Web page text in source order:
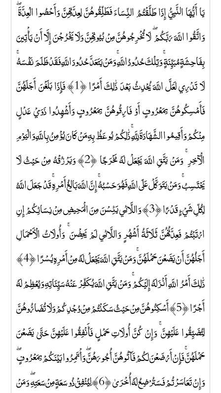
يَا أَيُّهَا النَّبِيُّ إِذَا طَلَّقْتُمُ النِّسَاءَ فَطَلِّقُوهُنَّ لِعِدَّتِهِنَّ وَأَحْصُوا الْعِدَّةَ ۖ
وَاتَّقُوا اللَّهَ رَبَّكُمْ ۖ لَا تُخْرِجُوهُنَّ مِنْ بُيُوتِهِنَّ وَلَا يَخْرُجْنَ إِلَّا أَنْ يَأْتِينَ
بِفَاحِشَةٍ مُبَيِّنَةٍ ۚ وَتِلْكَ حُدُودُ اللَّهِ ۚ وَمَنْ يَتَعَدَّ حُدُودَ اللَّهِ فَقَدْ ظَلَمَ نَفْسَهُ ۚ
لَا تَدْرِي لَعَلَّ اللَّهَ يُحْدِثُ بَعْدَ ذَٰلِكَ أَمْرًا ﴿1﴾ فَإِذَا بَلَغْنَ أَجَلَهُنَّ
فَأَمْسِكُوهُنَّ بِمَعْرُوفٍ أَوْ فَارِقُوهُنَّ بِمَعْرُوفٍ وَأَشْهِدُوا ذَوَيْ عَدْلٍ
مِنْكُمْ وَأَقِيمُوا الشَّهَادَةَ لِلَّهِ ۚ ذَٰلِكُمْ يُوعَظُ بِهِ مَنْ كَانَ يُؤْمِنُ بِاللَّهِ وَالْيَوْمِ
الْآخِرِ ۚ وَمَنْ يَتَّقِ اللَّهَ يَجْعَلْ لَهُ مَخْرَجًا ﴿2﴾ وَيَرْزُقْهُ مِنْ حَيْثُ لَا
يَحْتَسِبُ ۚ وَمَنْ يَتَوَكَّلْ عَلَى اللَّهِ فَهُوَ حَسْبُهُ ۚ إِنَّ اللَّهَ بَالِغُ أَمْرِهِ ۚ قَدْ جَعَلَ اللَّهُ
لِكُلِّ شَيْءٍ قَدْرًا ﴿3﴾ وَاللَّائِي يَئِسْنَ مِنَ الْمَحِيضِ مِنْ نِسَائِكُمْ إِنِ
ارْتَبْتُمْ فَعِدَّتُهُنَّ ثَلَاثَةُ أَشْهُرٍ وَاللَّائِي لَمْ يَحِضْنَ ۚ وَأُولَاتُ الْأَحْمَالِ
أَجَلُهُنَّ أَنْ يَضَعْنَ حَمْلَهُنَّ ۚ وَمَنْ يَتَّقِ اللَّهَ يَجْعَلْ لَهُ مِنْ أَمْرِهِ يُسْرًا ﴿4﴾
ذَٰلِكَ أَمْرُ اللَّهِ أَنْزَلَهُ إِلَيْكُمْ ۚ وَمَنْ يَتَّقِ اللَّهَ يُكَفِّرْ عَنْهُ سَيِّئَاتِهِ وَيُعْظِمْ لَهُ
أَجْرًا ﴿5﴾ أَسْكِنُوهُنَّ مِنْ حَيْثُ سَكَنْتُمْ مِنْ وُجْدِكُمْ وَلَا تُضَارُّوهُنَّ
لِتُضَيِّقُوا عَلَيْهِنَّ ۚ وَإِنْ كُنَّ أُولَاتِ حَمْلٍ فَأَنْفِقُوا عَلَيْهِنَّ حَتَّىٰ يَضَعْنَ
حَمْلَهُنَّ ۚ فَإِنْ أَرْضَعْنَ لَكُمْ فَآتُوهُنَّ أُجُورَهُنَّ ۖ وَأْتَمِرُوا بَيْنَكُمْ بِمَعْرُوفٍ ۖ
وَإِنْ تَعَاسَرْتُمْ فَسَتُرْضِعُ لَهُ أُخْرَىٰ ﴿6﴾ لِيُنْفِقْ ذُو سَعَةٍ مِنْ سَعَتِهِ ۖ وَمَنْ